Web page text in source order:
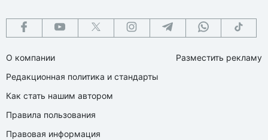
О компании
Редакционная политика и стандарты
Как стать нашим автором
Правила пользования
Правовая информация
Разместить рекламу